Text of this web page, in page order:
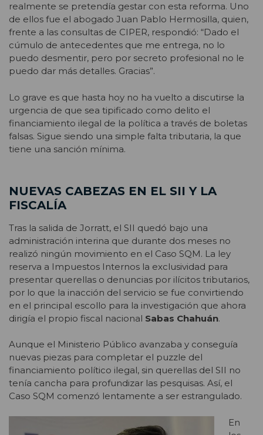
realmente se pretendía gestar con esta reforma. Uno
de ellos fue el abogado Juan Pablo Hermosilla, quien,
frente a las consultas de CIPER, respondió: “Dado el
cúmulo de antecedentes que me entrega, no lo
puedo desmentir, pero por secreto profesional no le
puedo dar más detalles. Gracias”.
Lo grave es que hasta hoy no ha vuelto a discutirse la
urgencia de que sea tipificado como delito el
financiamiento ilegal de la política a través de boletas
falsas. Sigue siendo una simple falta tributaria, la que
tiene una sanción mínima.
NUEVAS CABEZAS EN EL SII Y LA
FISCALÍA
Tras la salida de Jorratt, el SII quedó bajo una
administración interina que durante dos meses no
realizó ningún movimiento en el Caso SQM. La ley
reserva a Impuestos Internos la exclusividad para
presentar querellas o denuncias por ilícitos tributarios,
por lo que la inacción del servicio se fue convirtiendo
en el principal escollo para la investigación que ahora
dirigía el propio fiscal nacional Sabas Chahuán.
Aunque el Ministerio Público avanzaba y conseguía
nuevas piezas para completar el puzzle del
financiamiento político ilegal, sin querellas del SII no
tenía cancha para profundizar las pesquisas. Así, el
Caso SQM comenzó lentamente a ser estrangulado.
En